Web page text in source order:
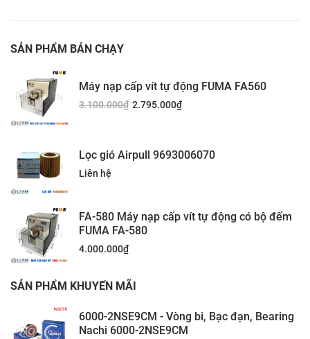
SẢN PHẨM BÁN CHẠY
Máy nạp cấp vít tự động FUMA FA560
3.100.000₫ 2.795.000₫
Lọc gió Airpull 9693006070
Liên hệ
FA-580 Máy nạp cấp vít tự động có bộ đếm
FUMA FA-580
4.000.000₫
SẢN PHẨM KHUYẾN MÃI
6000-2NSE9CM - Vòng bi, Bạc đạn, Bearing
Nachi 6000-2NSE9CM